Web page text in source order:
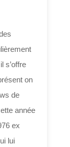
s’offre
on
de
année
ex
lui